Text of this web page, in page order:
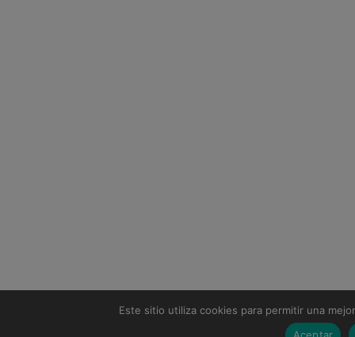
Este sitio utiliza cookies para permitir una
Aceptar